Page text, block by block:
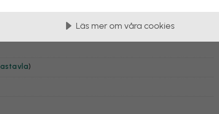
)
Läs mer om våra cookies